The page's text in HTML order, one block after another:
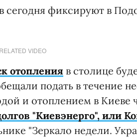
сегодня фиксируют в
RELATED VIDEO
отопления в столице
подать в течение
и отоплением в Киеве
"Киевэнерго", или
"Зеркало недели.